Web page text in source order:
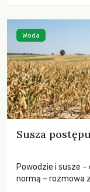
funkcjonowania
Susza
Powodzie i susze
normą – rozmowa
Woda